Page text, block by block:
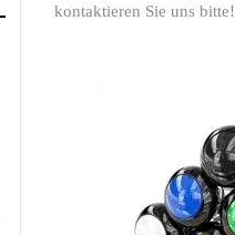
kontaktieren Sie uns bitte!